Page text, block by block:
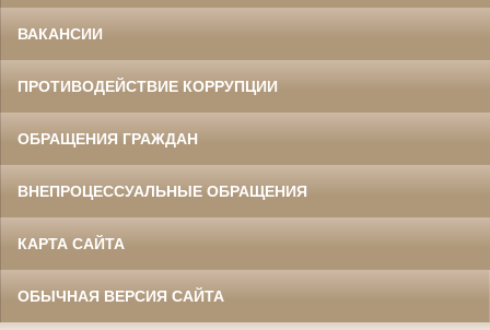
ВАКАНСИИ
ПРОТИВОДЕЙСТВИЕ КОРРУПЦИИ
ОБРАЩЕНИЯ ГРАЖДАН
ВНЕПРОЦЕССУАЛЬНЫЕ ОБРАЩЕНИЯ
КАРТА САЙТА
ОБЫЧНАЯ ВЕРСИЯ САЙТА